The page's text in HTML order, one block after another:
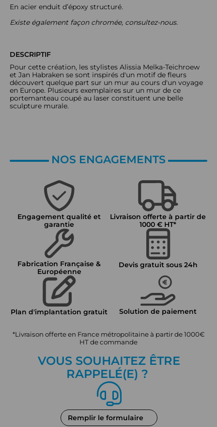
En acier enduit d’époxy structuré.
Existe également façon chromée, consultez-nous.
DESCRIPTIF
Pour cette création, les stylistes Alissia Melka-Teichroew
et Jan Habraken se sont inspirés d'un motif de fleurs
découvert quelque part sur un mur au cours d'un voyage
en Europe. Plusieurs exemplaires sur un mur de ce
portemanteau coupé au laser constituent une belle
sculpture murale.
NOS ENGAGEMENTS
Engagement qualité et
garantie
Livraison offerte à partir de
1000 € HT*
Fabrication Française &
Européenne
Devis gratuit sous 24h
Plan d'implantation gratuit Solution de paiement
*Livraison offerte en France métropolitaine à partir de 1000€
HT de commande
VOUS SOUHAITEZ ÊTRE
RAPPELÉ(E) ?
Remplir le formulaire